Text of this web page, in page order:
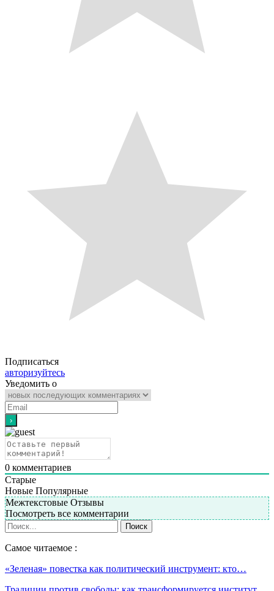
Подписаться
авторизуйтесь
Уведомить о
0 комментариев
Старые
Новые Популярные
Межтекстовые Отзывы
Посмотреть все комментарии
Самое читаемое :
«Зеленая» повестка как политический инструмент: кто…